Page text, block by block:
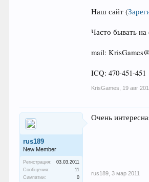
Наш сайт(
Часто бывать
mail:
ICQ: 470-451-451
KrisGames 19 авг
rus189
New Member
Регистрация:
03.03.2011
Сообщения:
11
Симпатии:
0
Очень
rus189 3 мар 2011